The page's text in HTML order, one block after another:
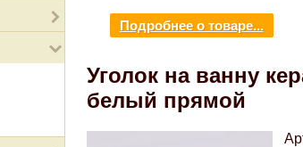
Подробнее о товаре...
Уголок на ванну
белый прямой